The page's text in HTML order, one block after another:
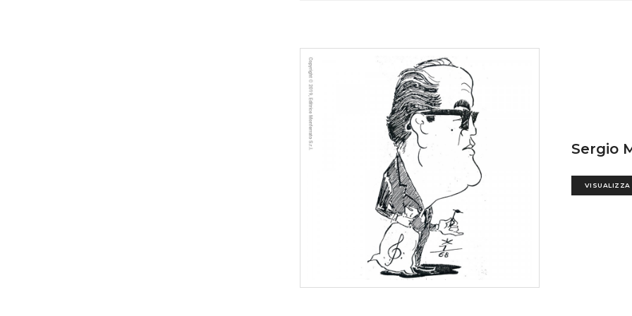
Sergio
VISUALIZZA